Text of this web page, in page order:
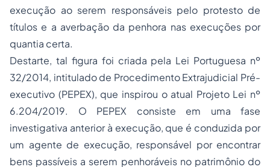
execução ao serem responsáveis pelo protesto de
títulos e a averbação da penhora nas execuções por
quantia certa.
Destarte, tal figura foi criada pela Lei Portuguesa nº
32/2014, intitulado de Procedimento Extrajudicial Pré-
executivo (PEPEX), que inspirou o atual Projeto Lei nº
6.204/2019. O PEPEX consiste em uma fase
investigativa anterior à execução, que é conduzida por
um agente de execução, responsável por encontrar
bens passíveis a serem penhoráveis no patrimônio do